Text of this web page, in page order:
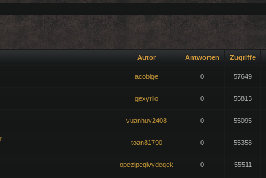
Autor Antworten Zugriffe
acobige 0 57649
gexyrilo 0 55813
vuanhuy2408 0 55095
toan81790 0 55358
opezipeqivydeqek 0 55511